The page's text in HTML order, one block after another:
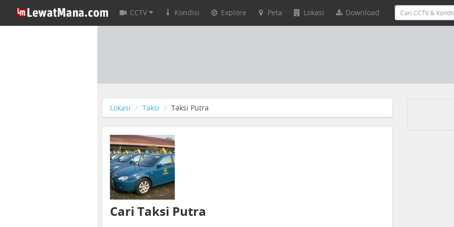
CCTV Kondisi Explore Peta Lokasi Download
Lokasi Taksi Taksi Putra
Cari Taksi Putra